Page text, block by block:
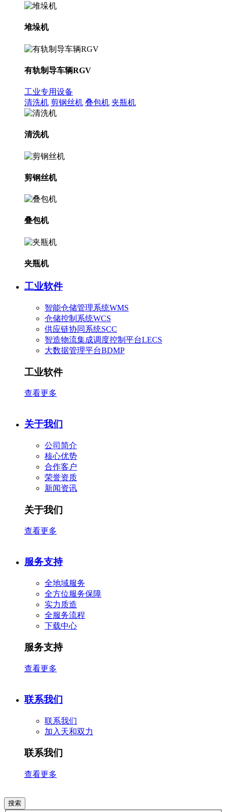
堆垛机
有轨制导车辆RGV
工业专用设备
清洗机 剪钢丝机 叠包机 夹瓶机
清洗机
剪钢丝机
叠包机
夹瓶机
工业软件
智能仓储管理系统WMS
仓储控制系统WCS
供应链协同系统SCC
智造物流集成调度控制平台LECS
大数据管理平台BDMP
工业软件
查看更多
关于我们
公司简介
核心优势
合作客户
​荣誉资质
新闻资讯
关于我们
查看更多
服务支持
全地域服务
全方位服务保障
实力质造
全服务流程
下载中心
服务支持
查看更多
联系我们
联系我们
加入天和双力
联系我们
查看更多
搜索